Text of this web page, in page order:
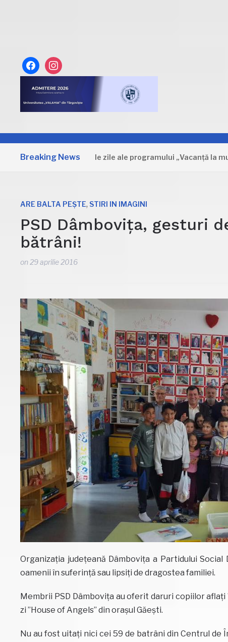
facebookinstagram
Breaking News
Primele zile ale programului „Vacanță la muzeu”
ARE BALTA PEȘTE, STIRI IN IMAGINI
PSD Dâmbovița, gesturi
bătrâni!
on 29 aprilie 2016
Organizația județeană Dâmbovița a Partidului
oamenii în suferință sau lipsiți de dragostea familiei.
Membrii PSD Dâmbovița au oferit daruri copiilor
zi ”House of Angels” din orașul Găești.
Nu au fost uitați nici cei 59 de batrâni din Centrul de